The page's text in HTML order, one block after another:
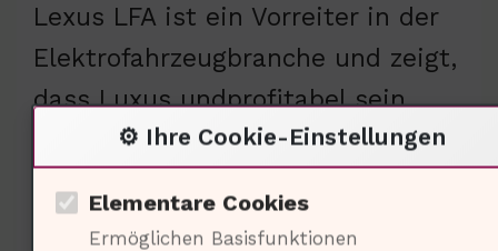
Lexus LFA ist ein Vorreiter in der
Elektrofahrzeugbranche und zeigt,
dass Luxus undprofitabel sein
können. Die Frage ist, wie andere
folgen werden.
⚙️ Ihre Cookie-Einstellungen
Elementare Cookies
Ermöglichen Basisfunktionen